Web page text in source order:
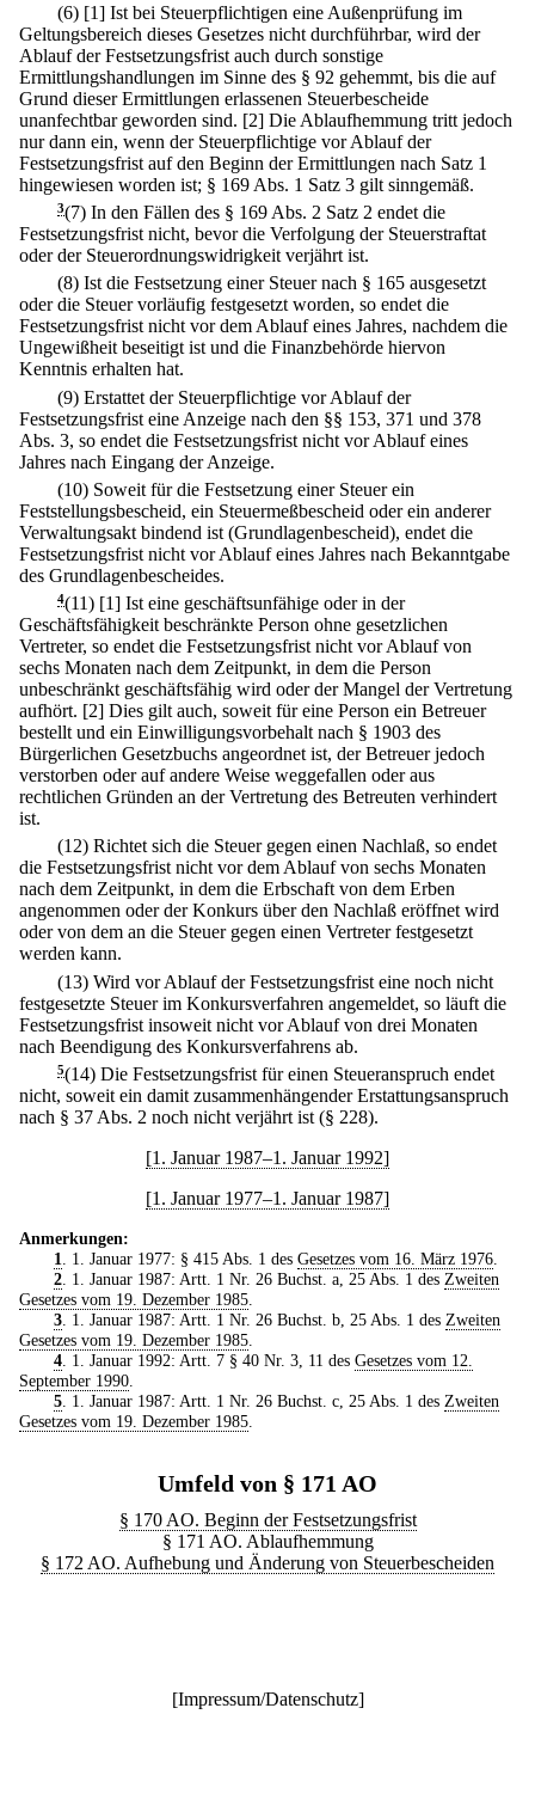
(6) [1] Ist bei Steuerpflichtigen eine Außenprüfung im
Geltungsbereich dieses Gesetzes nicht durchführbar, wird der
Ablauf der Festsetzungsfrist auch durch sonstige
Ermittlungshandlungen im Sinne des § 92 gehemmt, bis die auf
Grund dieser Ermittlungen erlassenen Steuerbescheide
unanfechtbar geworden sind. [2] Die Ablaufhemmung tritt jedoch
nur dann ein, wenn der Steuerpflichtige vor Ablauf der
Festsetzungsfrist auf den Beginn der Ermittlungen nach Satz 1
hingewiesen worden ist; § 169 Abs. 1 Satz 3 gilt sinngemäß.
3(7) In den Fällen des § 169 Abs. 2 Satz 2 endet die
Festsetzungsfrist nicht, bevor die Verfolgung der Steuerstraftat
oder der Steuerordnungswidrigkeit verjährt ist.
(8) Ist die Festsetzung einer Steuer nach § 165 ausgesetzt
oder die Steuer vorläufig festgesetzt worden, so endet die
Festsetzungsfrist nicht vor dem Ablauf eines Jahres, nachdem die
Ungewißheit beseitigt ist und die Finanzbehörde hiervon
Kenntnis erhalten hat.
(9) Erstattet der Steuerpflichtige vor Ablauf der
Festsetzungsfrist eine Anzeige nach den §§ 153, 371 und 378
Abs. 3, so endet die Festsetzungsfrist nicht vor Ablauf eines
Jahres nach Eingang der Anzeige.
(10) Soweit für die Festsetzung einer Steuer ein
Feststellungsbescheid, ein Steuermeßbescheid oder ein anderer
Verwaltungsakt bindend ist (Grundlagenbescheid), endet die
Festsetzungsfrist nicht vor Ablauf eines Jahres nach Bekanntgabe
des Grundlagenbescheides.
4(11) [1] Ist eine geschäftsunfähige oder in der
Geschäftsfähigkeit beschränkte Person ohne gesetzlichen
Vertreter, so endet die Festsetzungsfrist nicht vor Ablauf von
sechs Monaten nach dem Zeitpunkt, in dem die Person
unbeschränkt geschäftsfähig wird oder der Mangel der Vertretung
aufhört. [2] Dies gilt auch, soweit für eine Person ein Betreuer
bestellt und ein Einwilligungsvorbehalt nach § 1903 des
Bürgerlichen Gesetzbuchs angeordnet ist, der Betreuer jedoch
verstorben oder auf andere Weise weggefallen oder aus
rechtlichen Gründen an der Vertretung des Betreuten verhindert
ist.
(12) Richtet sich die Steuer gegen einen Nachlaß, so endet
die Festsetzungsfrist nicht vor dem Ablauf von sechs Monaten
nach dem Zeitpunkt, in dem die Erbschaft von dem Erben
angenommen oder der Konkurs über den Nachlaß eröffnet wird
oder von dem an die Steuer gegen einen Vertreter festgesetzt
werden kann.
(13) Wird vor Ablauf der Festsetzungsfrist eine noch nicht
festgesetzte Steuer im Konkursverfahren angemeldet, so läuft die
Festsetzungsfrist insoweit nicht vor Ablauf von drei Monaten
nach Beendigung des Konkursverfahrens ab.
5(14) Die Festsetzungsfrist für einen Steueranspruch endet
nicht, soweit ein damit zusammenhängender Erstattungsanspruch
nach § 37 Abs. 2 noch nicht verjährt ist (§ 228).
[1. Januar 1987–1. Januar 1992]
[1. Januar 1977–1. Januar 1987]
Anmerkungen:
1
. 1. Januar 1977: § 415 Abs. 1 des Gesetzes vom 16. März 1976.
2. 1. Januar 1987: Artt. 1 Nr. 26 Buchst. a, 25 Abs. 1 des Zweiten
Gesetzes vom 19. Dezember 1985
3. 1. Januar 1987: Artt. 1 Nr. 26 Buchst. b, 25 Abs. 1 des Zweiten
Gesetzes vom 19. Dezember 1985
4. 1. Januar 1992: Artt. 7 § 40 Nr. 3, 11 des Gesetzes vom 12.
September 1990
5. 1. Januar 1987: Artt. 1 Nr. 26 Buchst. c, 25 Abs. 1 des Zweiten
Gesetzes vom 19. Dezember 1985
Umfeld von § 171 AO
§ 170 AO. Beginn der Festsetzungsfrist
§ 171 AO. Ablaufhemmung
§ 172 AO. Aufhebung und Änderung von Steuerbescheiden
[Impressum/Datenschutz]